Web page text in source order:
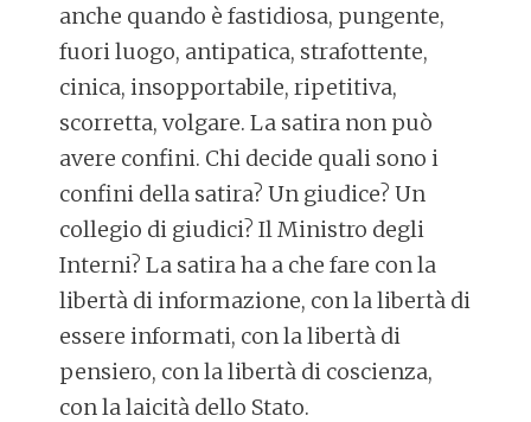
anche quando è fastidiosa, pungente,
fuori luogo, antipatica, strafottente,
cinica, insopportabile, ripetitiva,
scorretta, volgare. La satira non può
avere confini. Chi decide quali sono i
confini della satira? Un giudice? Un
collegio di giudici? Il Ministro degli
Interni? La satira ha a che fare con la
libertà di informazione, con la libertà di
essere informati, con la libertà di
pensiero, con la libertà di coscienza,
con la laicità dello Stato.